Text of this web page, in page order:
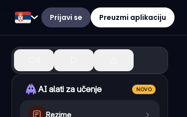
Prijavi se Preuzmi aplikaciju
AI alati za učenje NOVO
Rezime